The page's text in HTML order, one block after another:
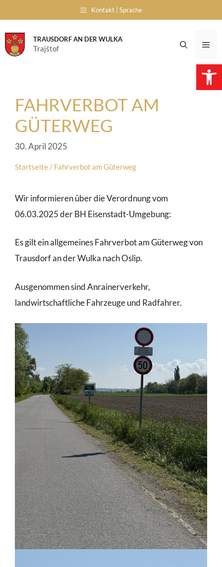
to
content
Kontakt | Sprache
TRAUSDORF AN DER WULKA
Trajštof
FAHRVERBOT AM
GÜTERWEG
30. April 2025
Startseite / Fahrverbot am Güterweg
Wir informieren über die Verordnung vom
06.03.2025 der BH Eisenstadt-Umgebung:
Es gilt ein allgemeines Fahrverbot am Güterweg von
Trausdorf an der Wulka nach Oslip.
Ausgenommen sind Anrainerverkehr,
landwirtschaftliche Fahrzeuge und Radfahrer.